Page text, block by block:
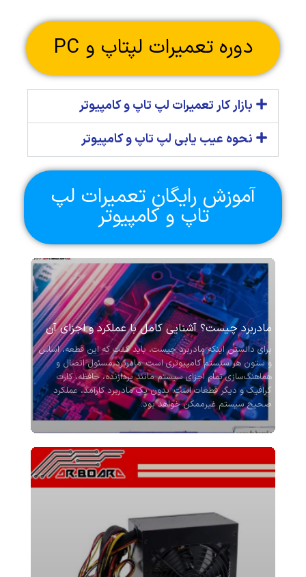
دوره تعمیرات لپتاپ و PC
بازار کار تعمیرات لپ تاپ و کامپیوتر
نحوه عیب یابی لپ تاپ و کامپیوتر
آموزش رایگان تعمیرات لپ
تاپ و کامپیوتر
مادربرد چیست؟ آشنایی کامل با عملکرد و اجزای آن
برای دانستن اینکه مادربرد چیست، باید گفت که این قطعه، اساس
و ستون هر سیستم کامپیوتری است. مادربرد مسئول اتصال و
هماهنگ‌سازی تمام اجزای سیستم مانند پردازنده، حافظه، کارت
گرافیک و دیگر قطعات است. بدون یک مادربرد کارآمد، عملکرد
صحیح سیستم غیرممکن خواهد بود.